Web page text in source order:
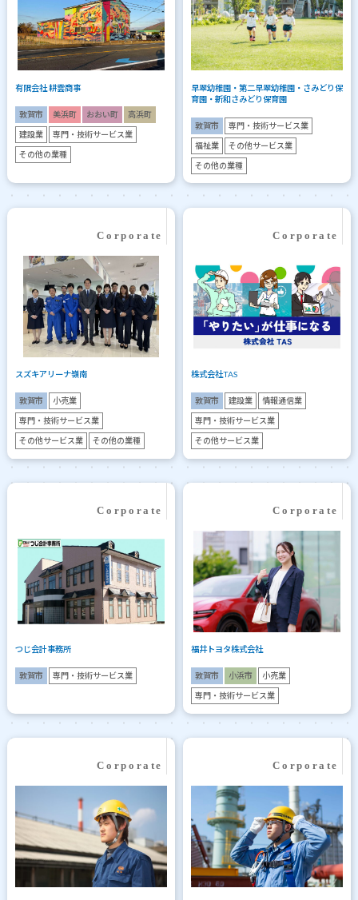
有限会社 耕雲商事
敦賀市 美浜町 おおい町 高浜町
建設業 専門・技術サービス業
その他の業種
早翠幼稚園・第二早翠幼稚園・さみどり保
育園・新和さみどり保育園
敦賀市 専門・技術サービス業
福祉業 その他サービス業
その他の業種
スズキアリーナ嶺南
敦賀市 小売業
専門・技術サービス業
その他サービス業 その他の業種
株式会社TAS
敦賀市 建設業 情報通信業
専門・技術サービス業
その他サービス業
つじ会計事務所
敦賀市 専門・技術サービス業
福井トヨタ株式会社
敦賀市 小浜市 小売業
専門・技術サービス業